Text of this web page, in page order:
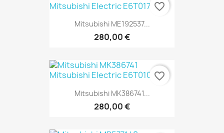
Mitsubishi ME192537...
280,00 €
favorite_border
Mitsubishi MK386741...
280,00 €
favorite_border